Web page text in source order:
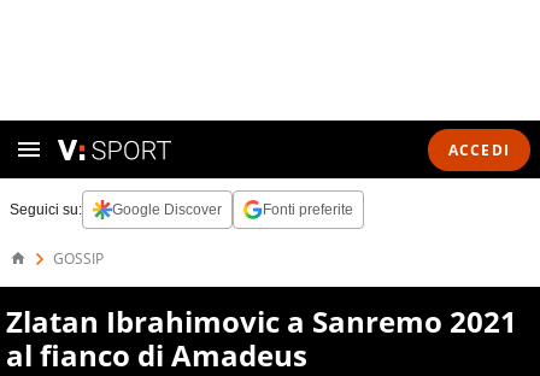
ACCEDI
Seguici su: Google Discover Fonti preferite
GOSSIP
Zlatan Ibrahimovic a Sanremo 2021
al fianco di Amadeus